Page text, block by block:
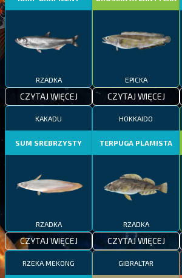
RZADKA
CZYTAJ WIĘCEJ
EPICKA
CZYTAJ WIĘCEJ
KAKADU
SUM SREBRZYSTY
RZADKA
CZYTAJ WIĘCEJ
HOKKAIDO
TERPUGA PLAMISTA
RZADKA
CZYTAJ WIĘCEJ
RZEKA MEKONG GIBRALTAR